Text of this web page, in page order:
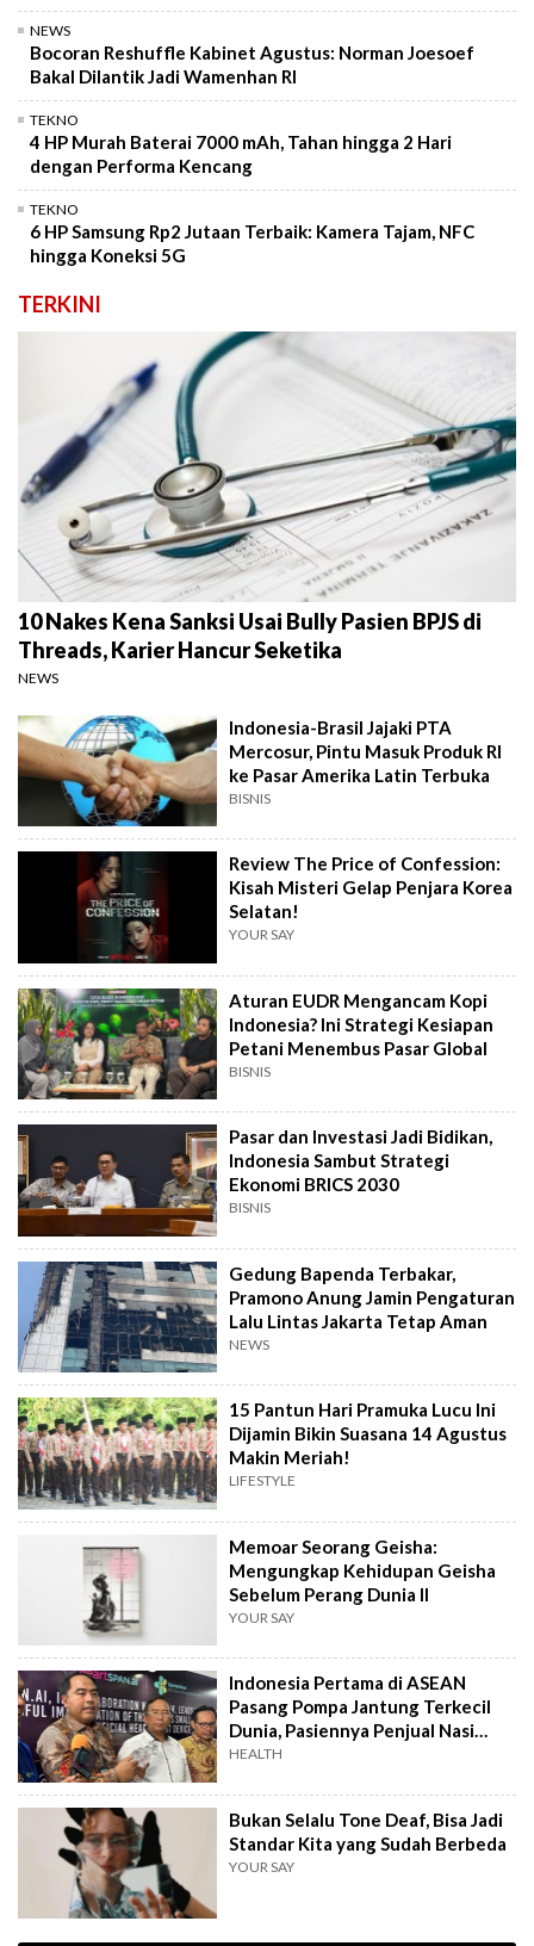
NEWS
Bocoran Reshuffle Kabinet Agustus: Norman Joesoef
Bakal Dilantik Jadi Wamenhan RI
TEKNO
4 HP Murah Baterai 7000 mAh, Tahan hingga 2 Hari
dengan Performa Kencang
TEKNO
6 HP Samsung Rp2 Jutaan Terbaik: Kamera Tajam, NFC
hingga Koneksi 5G
TERKINI
10 Nakes Kena Sanksi Usai Bully Pasien BPJS di
Threads, Karier Hancur Seketika
NEWS
Indonesia-Brasil Jajaki PTA
Mercosur, Pintu Masuk Produk RI
ke Pasar Amerika Latin Terbuka
BISNIS
Review The Price of Confession:
Kisah Misteri Gelap Penjara Korea
Selatan!
YOUR SAY
Aturan EUDR Mengancam Kopi
Indonesia? Ini Strategi Kesiapan
Petani Menembus Pasar Global
BISNIS
Pasar dan Investasi Jadi Bidikan,
Indonesia Sambut Strategi
Ekonomi BRICS 2030
BISNIS
Gedung Bapenda Terbakar,
Pramono Anung Jamin Pengaturan
Lalu Lintas Jakarta Tetap Aman
NEWS
15 Pantun Hari Pramuka Lucu Ini
Dijamin Bikin Suasana 14 Agustus
Makin Meriah!
LIFESTYLE
Memoar Seorang Geisha:
Mengungkap Kehidupan Geisha
Sebelum Perang Dunia II
YOUR SAY
Indonesia Pertama di ASEAN
Pasang Pompa Jantung Terkecil
Dunia, Pasiennya Penjual Nasi
Uduk
HEALTH
Bukan Selalu Tone Deaf, Bisa Jadi
Standar Kita yang Sudah Berbeda
YOUR SAY